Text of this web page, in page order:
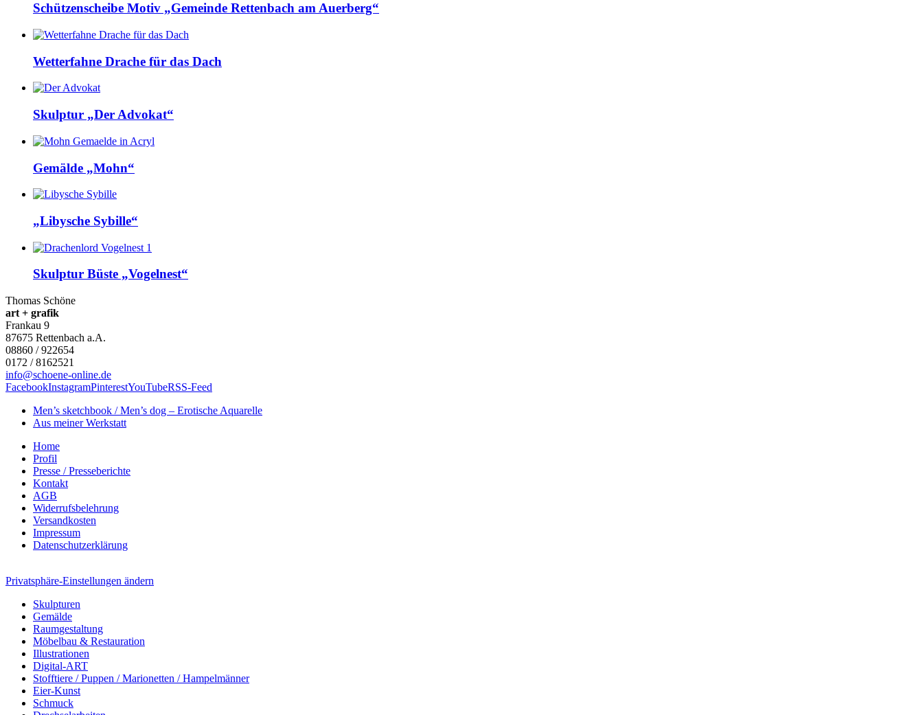
Schützenscheibe Motiv „Gemeinde Rettenbach am Auerberg“
Wetterfahne Drache für das Dach
Skulptur „Der Advokat“
Gemälde „Mohn“
„Libysche Sybille“
Skulptur Büste „Vogelnest“
Thomas Schöne
art + grafik
Frankau 9
87675 Rettenbach a.A.
08860 / 922654
0172 / 8162521
info@schoene-online.de
FacebookInstagramPinterestYouTubeRSS-Feed
Men’s sketchbook / Men’s dog – Erotische Aquarelle
Aus meiner Werkstatt
Home
Profil
Presse / Presseberichte
Kontakt
AGB
Widerrufsbelehrung
Versandkosten
Impressum
Datenschutzerklärung
Privatsphäre-Einstellungen ändern
Skulpturen
Gemälde
Raumgestaltung
Möbelbau & Restauration
Illustrationen
Digital-ART
Stofftiere / Puppen / Marionetten / Hampelmänner
Eier-Kunst
Schmuck